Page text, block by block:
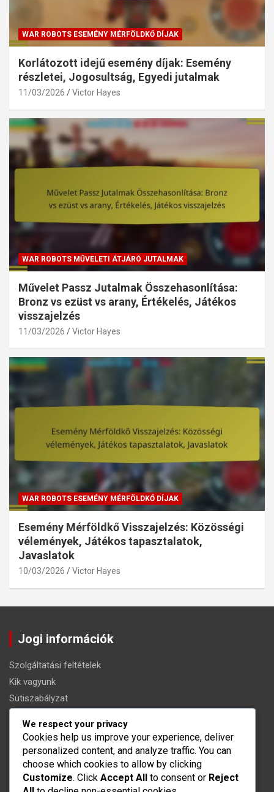
WAR ROBOTS ESEMÉNY MÉRFÖLDKŐ DÍJAK
Korlátozott idejű esemény díjak: Esemény
részletei, Jogosultság, Egyedi jutalmak
11/03/2026 Victor Hayes
WAR ROBOTS MŰVELETI ÁTJÁRÓ JUTALMAK
Művelet Passz Jutalmak Összehasonlítása:
Bronz vs ezüst vs arany, Értékelés, Játékos
visszajelzés
11/03/2026 Victor Hayes
WAR ROBOTS ESEMÉNY MÉRFÖLDKŐ DÍJAK
Esemény Mérföldkő Visszajelzés: Közösségi
vélemények, Játékos tapasztalatok,
Javaslatok
10/03/2026 Victor Hayes
Jogi információk
Szolgáltatási feltételek
Kik vagyunk
Sütiszabályzat
Az Ön adatvédelme
Kategóriák
We respect your privacy
Cookies help us improve your experience, deliver
personalized content, and analyze traffic. You can
choose which cookies to allow by clicking
Customize. Click Accept All to consent or Reject